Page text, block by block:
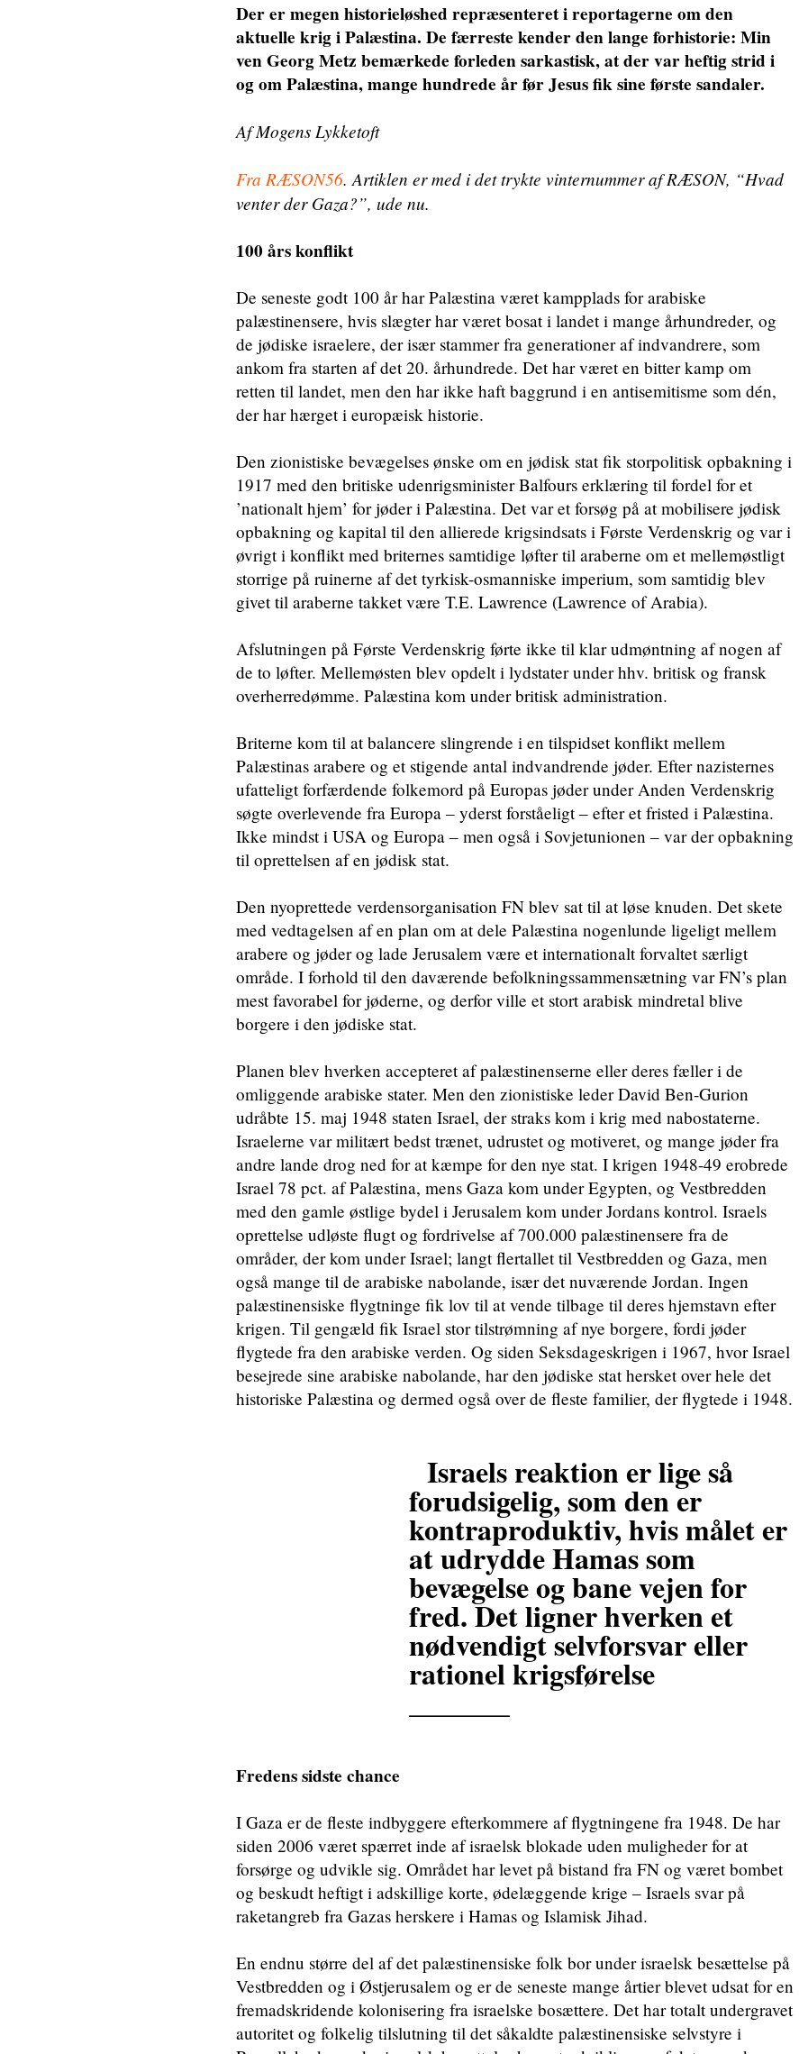
Der er megen historieløshed repræsenteret i reportagerne om den
aktuelle krig i Palæstina. De færreste kender den lange forhistorie: Min
ven Georg Metz bemærkede forleden sarkastisk, at der var heftig strid i
og om Palæstina, mange hundrede år før Jesus fik sine første sandaler.
Af Mogens Lykketoft
Fra RÆSON56. Artiklen er med i det trykte vinternummer af RÆSON, “Hvad
venter der Gaza?”, ude nu.
100 års konflikt
De seneste godt 100 år har Palæstina været kampplads for arabiske
palæstinensere, hvis slægter har været bosat i landet i mange århundreder, og
de jødiske israelere, der især stammer fra generationer af indvandrere, som
ankom fra starten af det 20. århundrede. Det har været en bitter kamp om
retten til landet, men den har ikke haft baggrund i en antisemitisme som dén,
der har hærget i europæisk historie.
Den zionistiske bevægelses ønske om en jødisk stat fik storpolitisk opbakning i
1917 med den britiske udenrigsminister Balfours erklæring til fordel for et
’nationalt hjem’ for jøder i Palæstina. Det var et forsøg på at mobilisere jødisk
opbakning og kapital til den allierede krigsindsats i Første Verdenskrig og var i
øvrigt i konflikt med briternes samtidige løfter til araberne om et mellemøstligt
storrige på ruinerne af det tyrkisk-osmanniske imperium, som samtidig blev
givet til araberne takket være T.E. Lawrence (Lawrence of Arabia).
Afslutningen på Første Verdenskrig førte ikke til klar udmøntning af nogen af
de to løfter. Mellemøsten blev opdelt i lydstater under hhv. britisk og fransk
overherredømme. Palæstina kom under britisk administration.
Briterne kom til at balancere slingrende i en tilspidset konflikt mellem
Palæstinas arabere og et stigende antal indvandrende jøder. Efter nazisternes
ufatteligt forfærdende folkemord på Europas jøder under Anden Verdenskrig
søgte overlevende fra Europa – yderst forståeligt – efter et fristed i Palæstina.
Ikke mindst i USA og Europa – men også i Sovjetunionen – var der opbakning
til oprettelsen af en jødisk stat.
Den nyoprettede verdensorganisation FN blev sat til at løse knuden. Det skete
med vedtagelsen af en plan om at dele Palæstina nogenlunde ligeligt mellem
arabere og jøder og lade Jerusalem være et internationalt forvaltet særligt
område. I forhold til den daværende befolkningssammensætning var FN’s plan
mest favorabel for jøderne, og derfor ville et stort arabisk mindretal blive
borgere i den jødiske stat.
Planen blev hverken accepteret af palæstinenserne eller deres fæller i de
omliggende arabiske stater. Men den zionistiske leder David Ben-Gurion
udråbte 15. maj 1948 staten Israel, der straks kom i krig med nabostaterne.
Israelerne var militært bedst trænet, udrustet og motiveret, og mange jøder fra
andre lande drog ned for at kæmpe for den nye stat. I krigen 1948-49 erobrede
Israel 78 pct. af Palæstina, mens Gaza kom under Egypten, og Vestbredden
med den gamle østlige bydel i Jerusalem kom under Jordans kontrol. Israels
oprettelse udløste flugt og fordrivelse af 700.000 palæstinensere fra de
områder, der kom under Israel; langt flertallet til Vestbredden og Gaza, men
også mange til de arabiske nabolande, især det nuværende Jordan. Ingen
palæstinensiske flygtninge fik lov til at vende tilbage til deres hjemstavn efter
krigen. Til gengæld fik Israel stor tilstrømning af nye borgere, fordi jøder
flygtede fra den arabiske verden. Og siden Seksdageskrigen i 1967, hvor Israel
besejrede sine arabiske nabolande, har den jødiske stat hersket over hele det
historiske Palæstina og dermed også over de fleste familier, der flygtede i 1948.
Israels reaktion er lige så
forudsigelig, som den er
kontraproduktiv, hvis målet er
at udrydde Hamas som
bevægelse og bane vejen for
fred. Det ligner hverken et
nødvendigt selvforsvar eller
rationel krigsførelse
Fredens sidste chance
I Gaza er de fleste indbyggere efterkommere af flygtningene fra 1948. De har
siden 2006 været spærret inde af israelsk blokade uden muligheder for at
forsørge og udvikle sig. Området har levet på bistand fra FN og været bombet
og beskudt heftigt i adskillige korte, ødelæggende krige – Israels svar på
raketangreb fra Gazas herskere i Hamas og Islamisk Jihad.
En endnu større del af det palæstinensiske folk bor under israelsk besættelse på
Vestbredden og i Østjerusalem og er de seneste mange årtier blevet udsat for en
fremadskridende kolonisering fra israelske bosættere. Det har totalt undergravet
autoritet og folkelig tilslutning til det såkaldte palæstinensiske selvstyre i